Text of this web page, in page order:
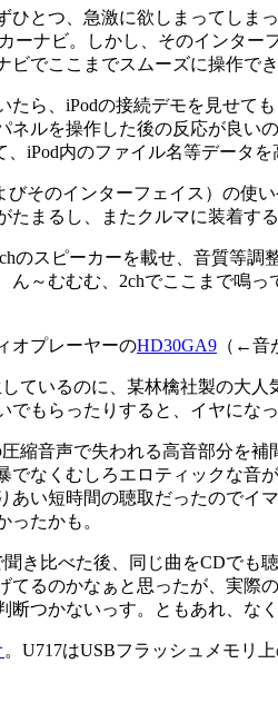
とつ、急激に欲しまってしま
ーナビ。しかし、そのインタ
でここまでスムーズに操作で
ら、iPodの接続デモを見せて
ルを操作した後の反応が良
iPod内のファイル名等データ
そのインターフェイス）の使
まるし、またクルマに装着す
スピーカーを載せ、音質等
～むむむ、2chでここまで
オプレーヤーのHD30GA9 （←音
ているのに、某林檎社製の大
もらったりすると、イヤにな
縮音声で失われる高音部分を
なくむしろエロティックな
い短時間の聴取だったので
たかも。
き比べた後、同じ曲をCDでも
るのかなぁと思ったが、実
つかないっす。ともあれ、な
。U717はUSBフラッシュメモリ